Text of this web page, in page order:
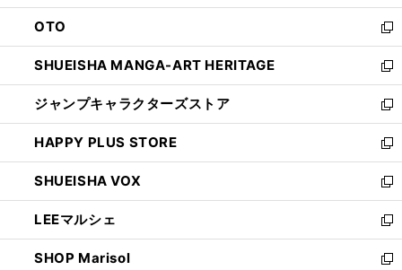
ウ
で
開
く
ン
ド
ウ
で
開
く
OTO
新
し
い
ウ
ィ
ン
ド
ウ
で
開
く
SHUEISHA MANGA-ART HERITAGE
新
し
い
ウ
ィ
ン
ド
ウ
で
開
く
ジャンプキャラクターズストア
新
し
い
ウ
ィ
ン
ド
ウ
で
HAPPY PLUS STORE
新
し
い
ウ
ィ
ン
ド
SHUEISHA VOX
新
し
い
ウ
ィ
LEEマルシェ
新
し
い
SHOP Marisol
新